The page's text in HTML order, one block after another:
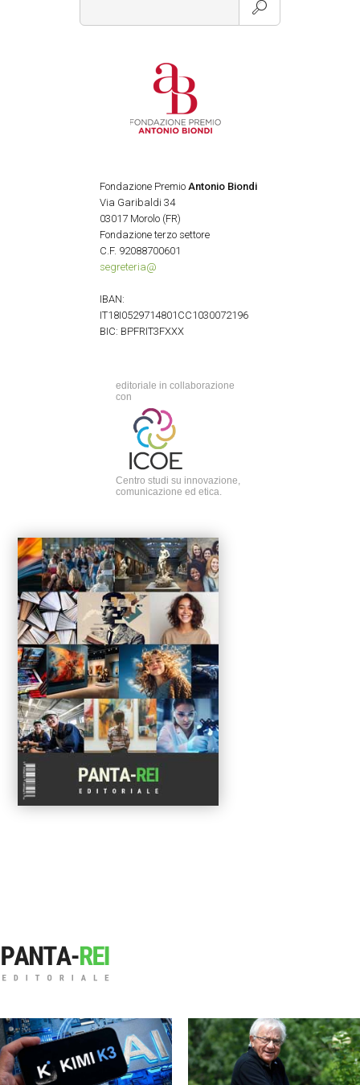
Fondazione Premio Antonio Biondi
Via Garibaldi 34
03017 Morolo (FR)
Fondazione terzo settore
C.F. 92088700601
segreteria@
IBAN:
IT18I0529714801CC1030072196
BIC: BPFRIT3FXXX
editoriale in collaborazione
con
Centro studi su innovazione,
comunicazione ed etica.